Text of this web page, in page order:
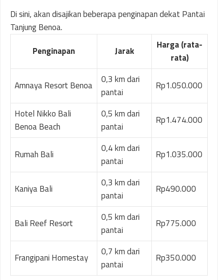
Di sini, akan disajikan beberapa penginapan dekat Pantai
Tanjung Benoa.
Penginapan
Jarak
Harga (rata-
rata)
Amnaya Resort Benoa
0,3 km dari
pantai
Rp1.050.000
Hotel Nikko Bali
Benoa Beach
0,5 km dari
pantai
Rp1.474.000
Rumah Bali
0,4 km dari
pantai
Rp1.035.000
Kaniya Bali
0,3 km dari
pantai
Rp490.000
Bali Reef Resort
0,5 km dari
pantai
Rp775.000
Frangipani Homestay
0,7 km dari
pantai
Rp350.000